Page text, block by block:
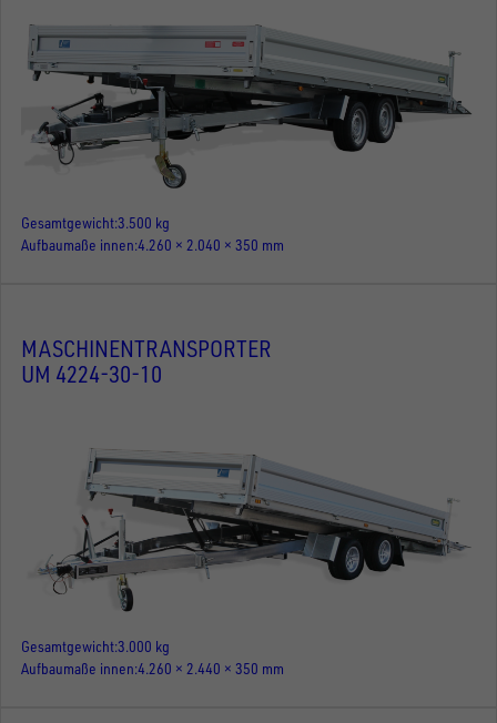
Gesamtgewicht3.500 kg
Aufbaumaße innen 4.260 × 2.040 × 350 mm
MASCHINENTRANSPORTER
UM 4224-30-10
Gesamtgewicht3.000 kg
Aufbaumaße innen 4.260 × 2.440 × 350 mm